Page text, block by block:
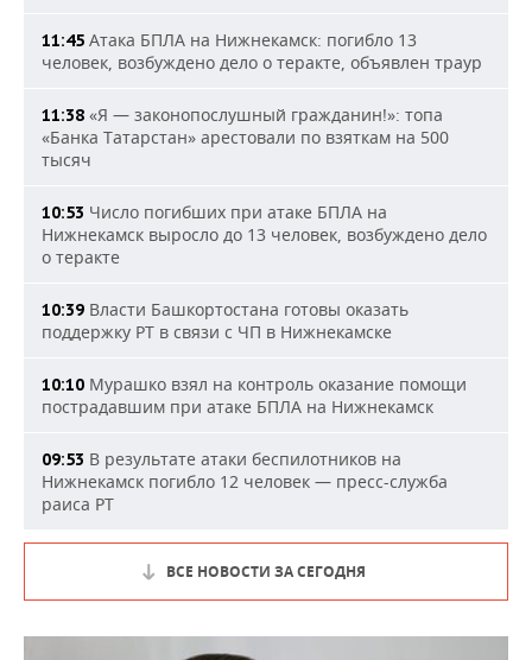
11:45 Атака БПЛА на Нижнекамск: погибло 13
человек, возбуждено дело о теракте, объявлен траур
11:38 «Я — законопослушный гражданин!»: топа
«Банка Татарстан» арестовали по взяткам на 500
тысяч
10:53 Число погибших при атаке БПЛА на
Нижнекамск выросло до 13 человек, возбуждено дело
о теракте
10:39 Власти Башкортостана готовы оказать
поддержку РТ в связи с ЧП в Нижнекамске
10:10 Мурашко взял на контроль оказание помощи
пострадавшим при атаке БПЛА на Нижнекамск
09:53 В результате атаки беспилотников на
Нижнекамск погибло 12 человек — пресс-служба
раиса РТ
ВСЕ НОВОСТИ ЗА СЕГОДНЯ